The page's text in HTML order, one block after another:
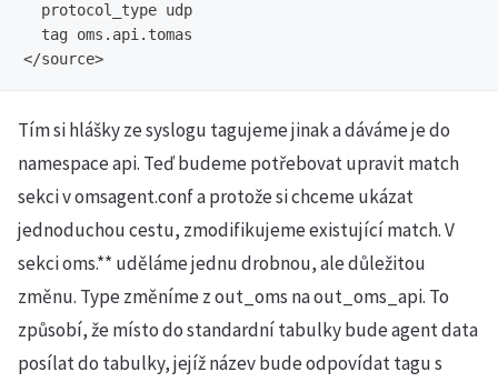
  protocol_type udp
  tag oms.api.tomas
Tím si hlášky ze syslogu tagujeme jinak a dáváme je do
namespace api. Teď budeme potřebovat upravit match
sekci v omsagent.conf a protože si chceme ukázat
jednoduchou cestu, zmodifikujeme existující match. V
sekci oms.** uděláme jednu drobnou, ale důležitou
změnu. Type změníme z out_oms na out_oms_api. To
způsobí, že místo do standardní tabulky bude agent data
posílat do tabulky, jejíž název bude odpovídat tagu s